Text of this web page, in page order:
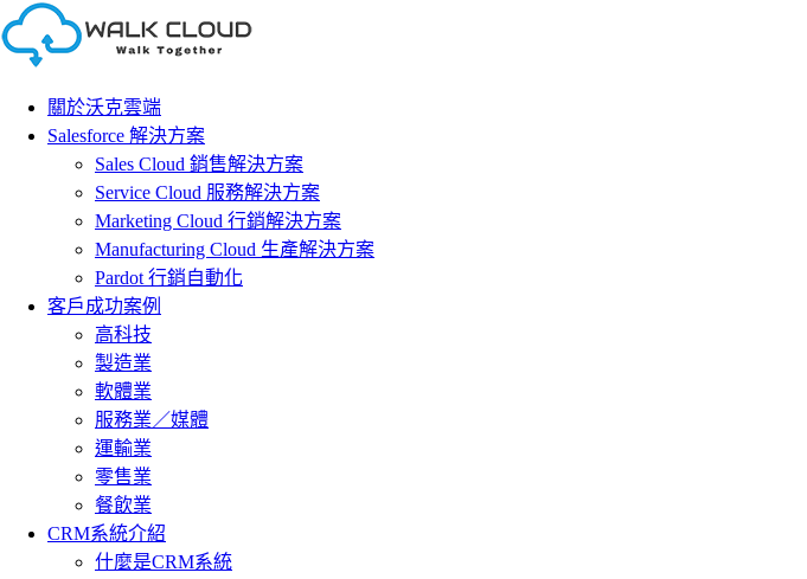
Skip
to
content
關於沃克雲端
Salesforce 解決方案
Sales Cloud 銷售解決方案
Service Cloud 服務解決方案
Marketing Cloud 行銷解決方案
Manufacturing Cloud 生產解決方案
Pardot 行銷自動化
客戶成功案例
高科技
製造業
軟體業
服務業／媒體
運輸業
零售業
餐飲業
CRM系統介紹
什麼是CRM系統